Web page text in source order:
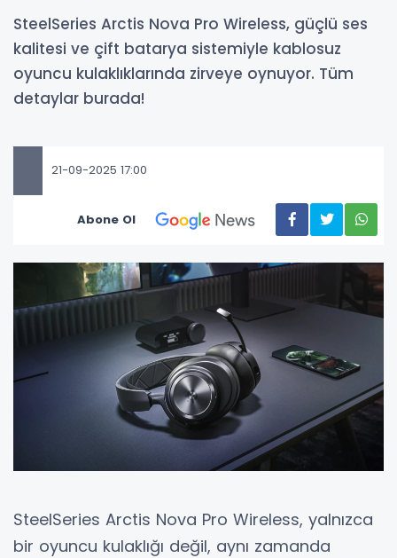
SteelSeries Arctis Nova Pro Wireless, güçlü ses
kalitesi ve çift batarya sistemiyle kablosuz
oyuncu kulaklıklarında zirveye oynuyor. Tüm
detaylar burada!
21-09-2025 17:00
Abone Ol
SteelSeries Arctis Nova Pro Wireless, yalnızca
bir oyuncu kulaklığı değil, aynı zamanda